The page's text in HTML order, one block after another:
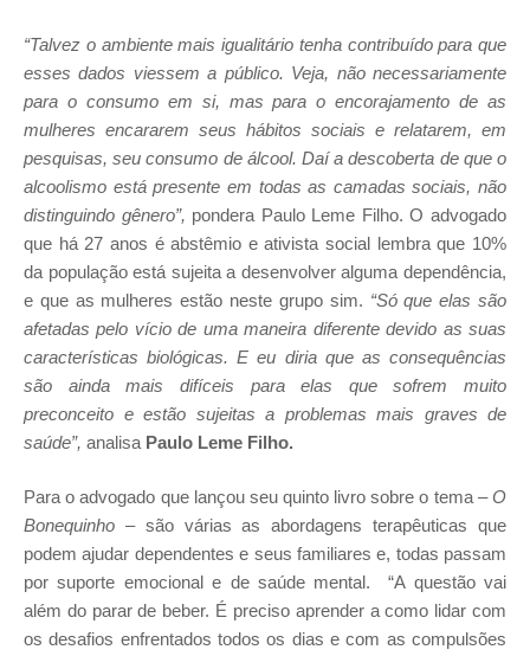
“Talvez o ambiente mais igualitário tenha contribuído para que
esses dados viessem a público. Veja, não necessariamente
para o consumo em si, mas para o encorajamento de as
mulheres encararem seus hábitos sociais e relatarem, em
pesquisas, seu consumo de álcool. Daí a descoberta de que o
alcoolismo está presente em todas as camadas sociais, não
distinguindo gênero”, pondera Paulo Leme Filho. O advogado
que há 27 anos é abstêmio e ativista social lembra que 10%
da população está sujeita a desenvolver alguma dependência,
e que as mulheres estão neste grupo sim. “Só que elas são
afetadas pelo vício de uma maneira diferente devido as suas
características biológicas. E eu diria que as consequências
são ainda mais difíceis para elas que sofrem muito
preconceito e estão sujeitas a problemas mais graves de
saúde”, analisa Paulo Leme Filho.
Para o advogado que lançou seu quinto livro sobre o tema –O
Bonequinho – são várias as abordagens terapêuticas que
podem ajudar dependentes e seus familiares e, todas passam
por suporte emocional e de saúde mental. “A questão vai
além do parar de beber. É preciso aprender a como lidar com
os desafios enfrentados todos os dias e com as compulsões